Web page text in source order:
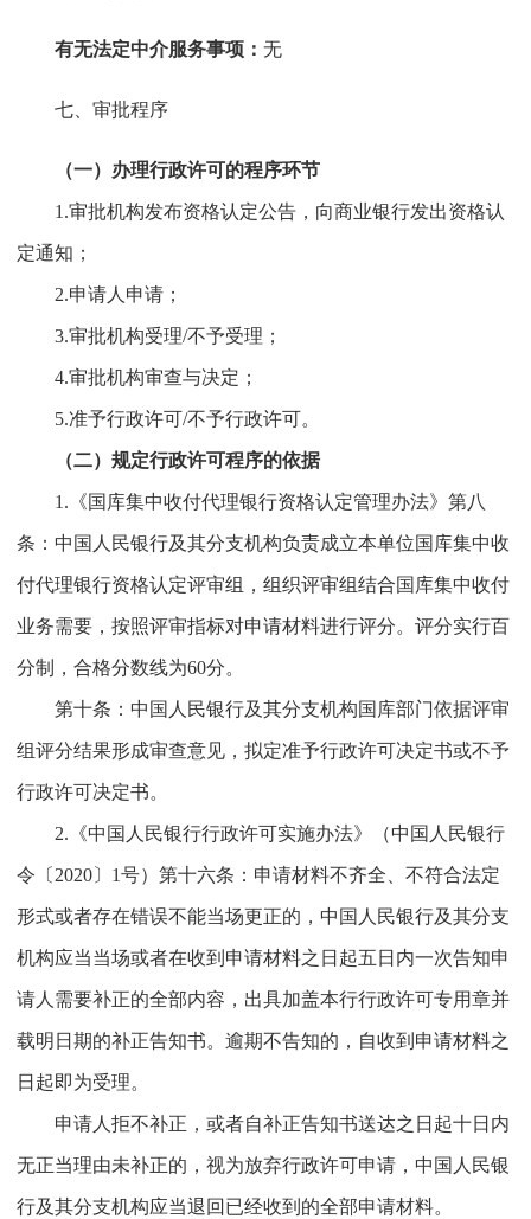
有无法定中介服务事项： 无
七、审批程序
（一）办理行政许可的程序环节
1.审批机构发布资格认定公告，向商业银行发出资格认
定通知；
2.申请人申请；
3.审批机构受理/不予受理；
4.审批机构审查与决定；
5.准予行政许可/不予行政许可。
（二）规定行政许可程序的依据
1.《国库集中收付代理银行资格认定管理办法》第八
条：中国人民银行及其分支机构负责成立本单位国库集中收
付代理银行资格认定评审组，组织评审组结合国库集中收付
业务需要，按照评审指标对申请材料进行评分。评分实行百
分制，合格分数线为60分。
第十条：中国人民银行及其分支机构国库部门依据评审
组评分结果形成审查意见，拟定准予行政许可决定书或不予
行政许可决定书。
2.《中国人民银行行政许可实施办法》（中国人民银行
令〔2020〕1号）第十六条：申请材料不齐全、不符合法定
形式或者存在错误不能当场更正的，中国人民银行及其分支
机构应当当场或者在收到申请材料之日起五日内一次告知申
请人需要补正的全部内容，出具加盖本行行政许可专用章并
载明日期的补正告知书。逾期不告知的，自收到申请材料之
日起即为受理。
申请人拒不补正，或者自补正告知书送达之日起十日内
无正当理由未补正的，视为放弃行政许可申请，中国人民银
行及其分支机构应当退回已经收到的全部申请材料。